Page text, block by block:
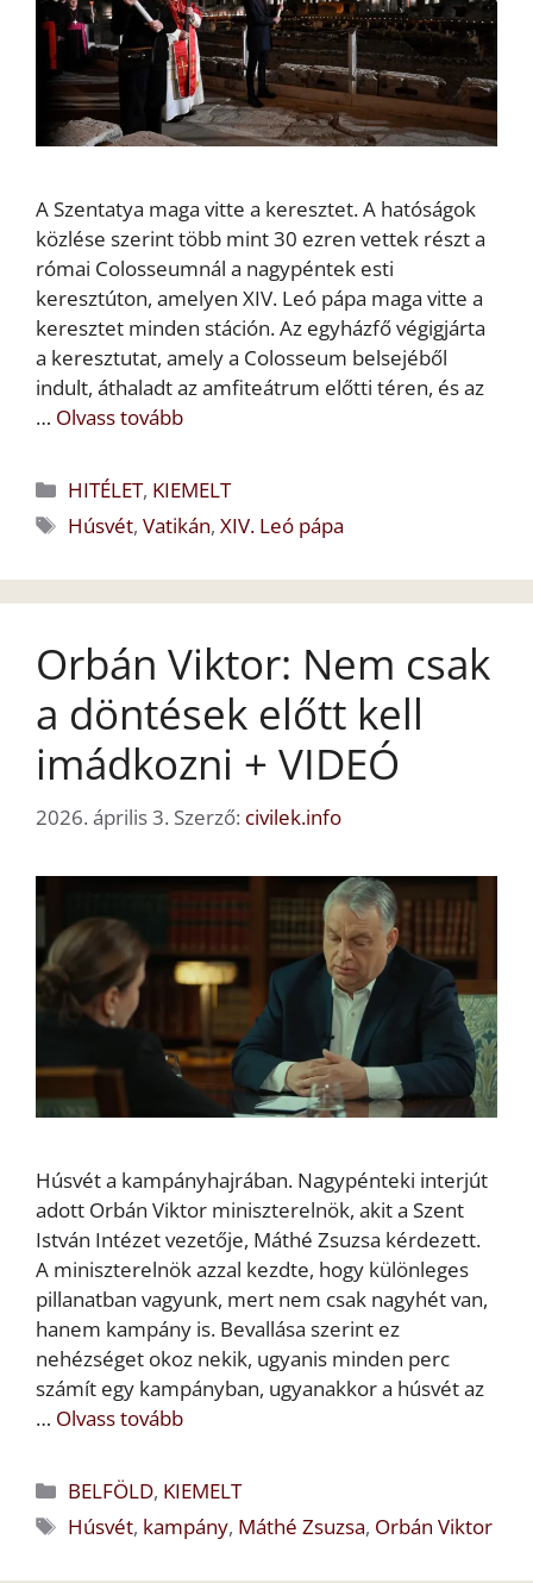
A Szentatya maga vitte a keresztet. A hatóságok
közlése szerint több mint 30 ezren vettek részt a
római Colosseumnál a nagypéntek esti
keresztúton, amelyen XIV. Leó pápa maga vitte a
keresztet minden stáción. Az egyházfő végigjárta
a keresztutat, amely a Colosseum belsejéből
indult, áthaladt az amfiteátrum előtti téren, és az
… Olvass tovább
Kategória
HITÉLET, KIEMELT
Címkék
Húsvét,Vatikán,XIV. Leó pápa
Orbán Viktor: Nem csak
a döntések előtt kell
imádkozni + VIDEÓ
2026. április 3. Szerző: civilek.info
Húsvét a kampányhajrában. Nagypénteki interjút
adott Orbán Viktor miniszterelnök, akit a Szent
István Intézet vezetője, Máthé Zsuzsa kérdezett.
A miniszterelnök azzal kezdte, hogy különleges
pillanatban vagyunk, mert nem csak nagyhét van,
hanem kampány is. Bevallása szerint ez
nehézséget okoz nekik, ugyanis minden perc
számít egy kampányban, ugyanakkor a húsvét az
… Olvass tovább
Kategória
BELFÖLD, KIEMELT
Címkék
Húsvét, kampány, Máthé Zsuzsa, Orbán Viktor